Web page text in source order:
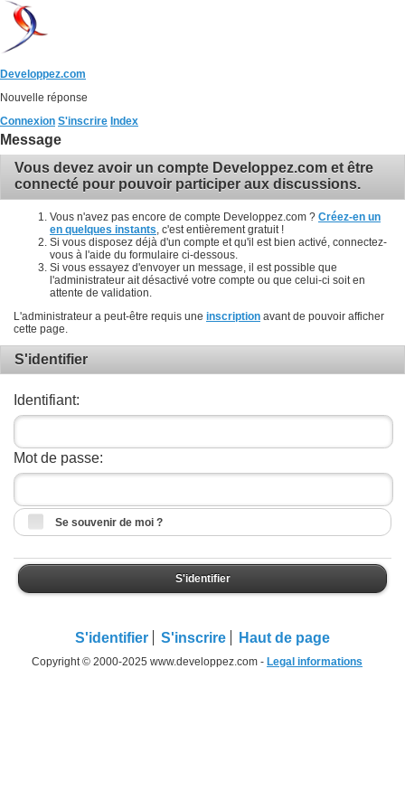
Developpez.com
Nouvelle réponse
Connexion S'inscrire Index
Message
Vous devez avoir un compte Developpez.com et être
connecté pour pouvoir participer aux discussions.
Vous n'avez pas encore de compte Developpez.com ? Créez-en un
en quelques instants , c'est entièrement gratuit !
Si vous disposez déjà d'un compte et qu'il est bien activé, connectez-
vous à l'aide du formulaire ci-dessous.
Si vous essayez d'envoyer un message, il est possible que
l'administrateur ait désactivé votre compte ou que celui-ci soit en
attente de validation.
L'administrateur a peut-être requis une inscription avant de pouvoir afficher
cette page.
S'identifier
Identifiant:
Mot de passe:
Se souvenir de moi ?
S'identifier
S'identifier S'inscrire Haut de page
Copyright © 2000-2025 www.developpez.com - Legal informations